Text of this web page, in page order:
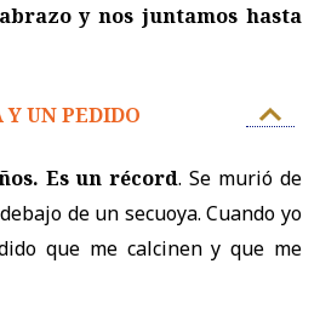
y nos juntamos hasta
Y UN PEDIDO
Es un récord. Se murió de
de un secuoya. Cuando yo
que me calcinen y que me